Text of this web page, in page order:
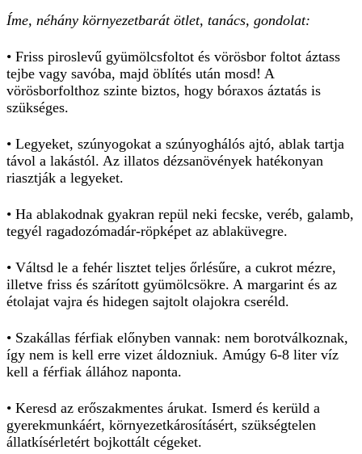
Íme, néhány környezetbarát ötlet, tanács, gondolat:
• Friss piroslevű gyümölcsfoltot és vörösbor foltot áztass
tejbe vagy savóba, majd öblítés után mosd! A
vörösborfolthoz szinte biztos, hogy bóraxos áztatás is
szükséges.
• Legyeket, szúnyogokat a szúnyoghálós ajtó, ablak tartja
távol a lakástól. Az illatos dézsanövények hatékonyan
riasztják a legyeket.
• Ha ablakodnak gyakran repül neki fecske, veréb, galamb,
tegyél ragadozómadár-röpképet az ablaküvegre.
• Váltsd le a fehér lisztet teljes őrlésűre, a cukrot mézre,
illetve friss és szárított gyümölcsökre. A margarint és az
étolajat vajra és hidegen sajtolt olajokra cseréld.
• Szakállas férfiak előnyben vannak: nem borotválkoznak,
így nem is kell erre vizet áldozniuk. Amúgy 6-8 liter víz
kell a férfiak állához naponta.
• Keresd az erőszakmentes árukat. Ismerd és kerüld a
gyerekmunkáért, környezetkárosításért, szükségtelen
állatkísérletért bojkottált cégeket.